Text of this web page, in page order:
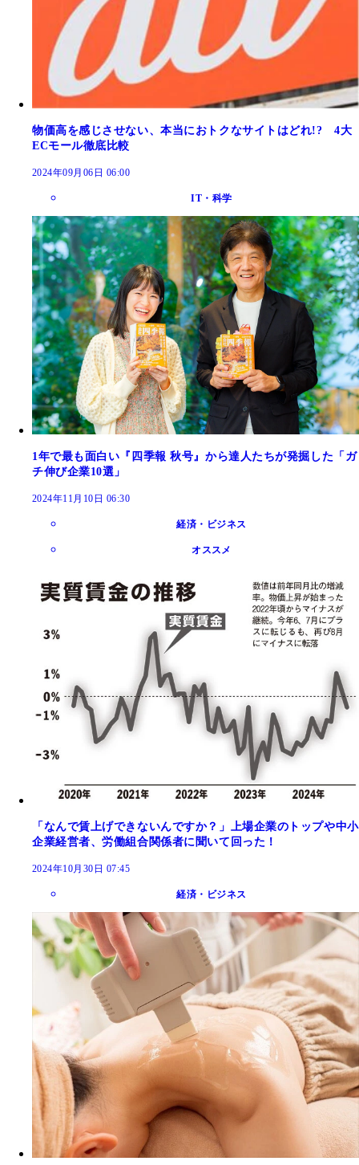
物価高を感じさせない、本当におトクなサイトはどれ!? 4大
ECモール徹底比較
2024年09月06日 06:00
IT・科学
1年で最も面白い『四季報 秋号』から達人たちが発掘した「ガ
チ伸び企業10選」
2024年11月10日 06:30
経済・ビジネス
オススメ
「なんで賃上げできないんですか？」上場企業のトップや中小
企業経営者、労働組合関係者に聞いて回った！
2024年10月30日 07:45
経済・ビジネス